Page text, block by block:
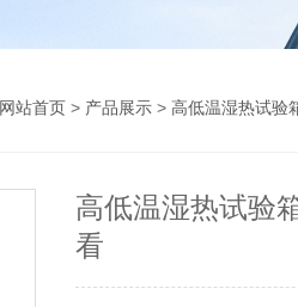
网站首页 > 产品展示 > 高低温湿热试验
高低温湿热试验
看